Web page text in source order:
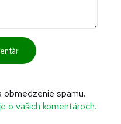
obmedzenie spamu.
o vašich komentároch.